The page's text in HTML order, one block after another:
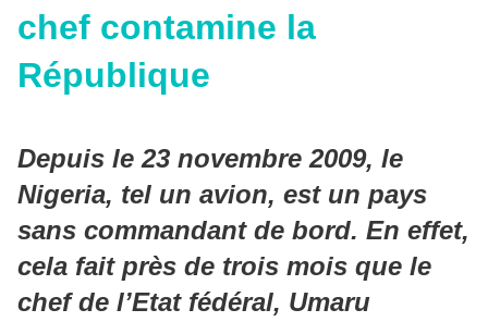
chef contamine la
République
Depuis le 23 novembre 2009, le
Nigeria, tel un avion, est un pays
sans commandant de bord. En effet,
cela fait près de trois mois que le
chef de l’Etat fédéral, Umaru